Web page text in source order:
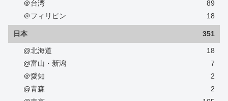
＠台湾
89
＠フィリピン
18
日本 351
@北海道
18
@富山・新潟
7
＠愛知
2
@青森
2